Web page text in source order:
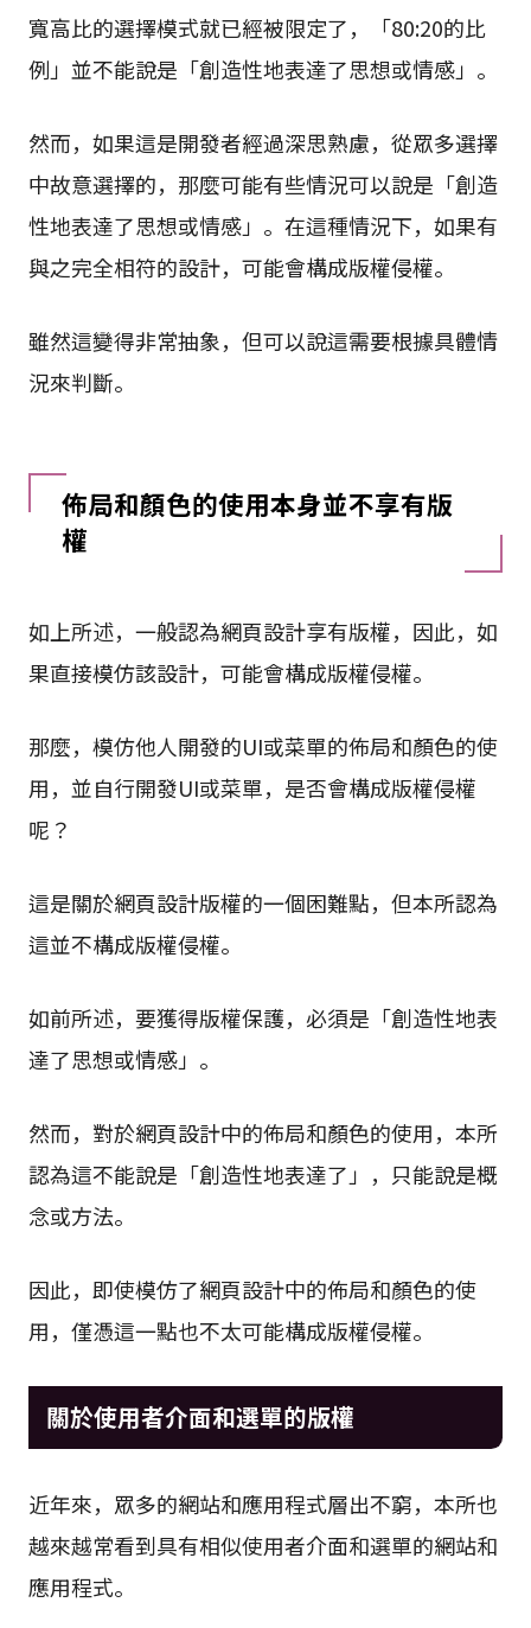
寬高比的選擇模式就已經被限定了，「80:20的比
例」並不能說是「創造性地表達了思想或情感」。
然而，如果這是開發者經過深思熟慮，從眾多選擇
中故意選擇的，那麼可能有些情況可以說是「創造
性地表達了思想或情感」。在這種情況下，如果有
與之完全相符的設計，可能會構成版權侵權。
雖然這變得非常抽象，但可以說這需要根據具體情
況來判斷。
佈局和顏色的使用本身並不享有版
權
如上所述，一般認為網頁設計享有版權，因此，如
果直接模仿該設計，可能會構成版權侵權。
那麼，模仿他人開發的UI或菜單的佈局和顏色的使
用，並自行開發UI或菜單，是否會構成版權侵權
呢？
這是關於網頁設計版權的一個困難點，但本所認為
這並不構成版權侵權。
如前所述，要獲得版權保護，必須是「創造性地表
達了思想或情感」。
然而，對於網頁設計中的佈局和顏色的使用，本所
認為這不能說是「創造性地表達了」，只能說是概
念或方法。
因此，即使模仿了網頁設計中的佈局和顏色的使
用，僅憑這一點也不太可能構成版權侵權。
關於使用者介面和選單的版權
近年來，眾多的網站和應用程式層出不窮，本所也
越來越常看到具有相似使用者介面和選單的網站和
應用程式。